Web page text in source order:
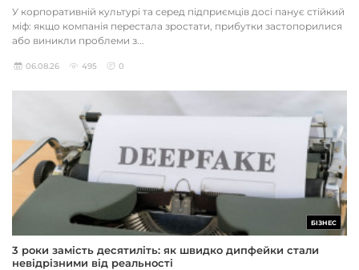
У корпоративній культурі та серед підприємців досі панує стійкий
міф: якщо компанія перестала зростати, прибутки застопорилися
або виникли проблеми з...
06.08.26 495 0
БІЗНЕС
3 роки замість десятиліть: як швидко дипфейки стали
невідрізними від реальності